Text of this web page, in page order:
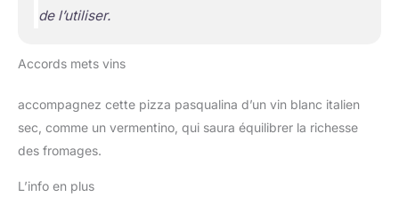
de l’utiliser.
Accords mets vins
accompagnez cette pizza pasqualina d’un vin blanc italien
sec, comme un vermentino, qui saura équilibrer la richesse
des fromages.
L’info en plus